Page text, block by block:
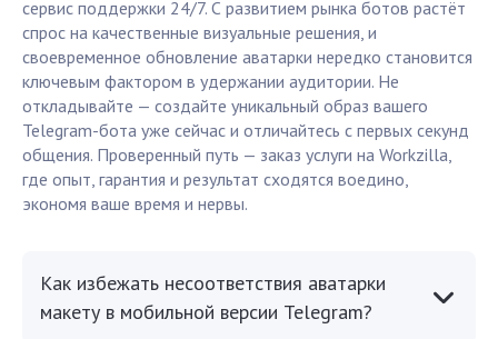
сервис поддержки 24/7. С развитием рынка ботов растёт
спрос на качественные визуальные решения, и
своевременное обновление аватарки нередко становится
ключевым фактором в удержании аудитории. Не
откладывайте — создайте уникальный образ вашего
Telegram-бота уже сейчас и отличайтесь с первых секунд
общения. Проверенный путь — заказ услуги на Workzilla,
где опыт, гарантия и результат сходятся воедино,
экономя ваше время и нервы.
Как избежать несоответствия аватарки
макету в мобильной версии Telegram?